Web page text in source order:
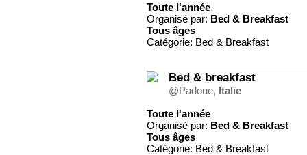
Toute l'année
Organisé par: Bed & Breakfast
Tous âges
Catégorie: Bed & Breakfast
Bed & breakfast
@Padoue, Italie
Toute l'année
Organisé par: Bed & Breakfast
Tous âges
Catégorie: Bed & Breakfast